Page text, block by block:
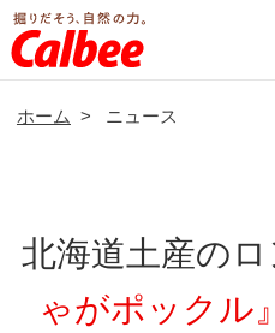
ホーム > ニュース
北海道土産の
ゃがポックル』